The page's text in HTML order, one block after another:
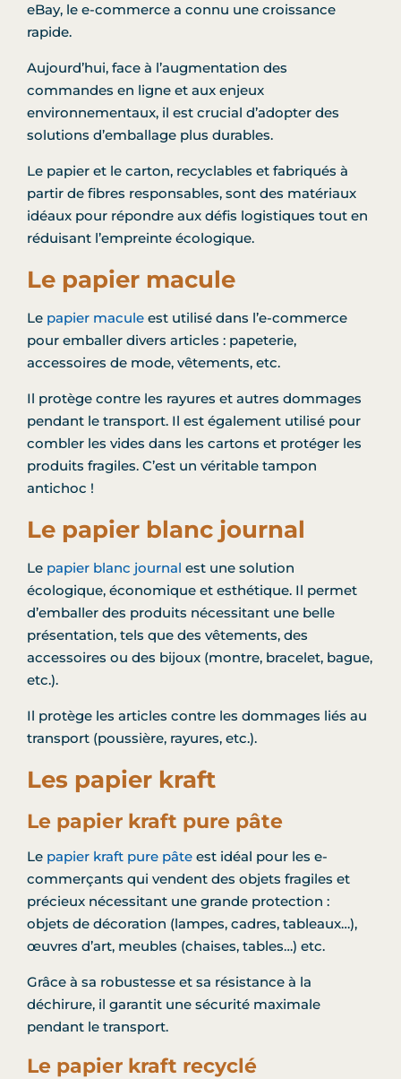
eBay, le e-commerce a connu une croissance
rapide.
Aujourd’hui, face à l’augmentation des
commandes en ligne et aux enjeux
environnementaux, il est crucial d’adopter des
solutions d’emballage plus durables.
Le papier et le carton, recyclables et fabriqués à
partir de fibres responsables, sont des matériaux
idéaux pour répondre aux défis logistiques tout en
réduisant l’empreinte écologique.
Le papier macule
Le papier macule est utilisé dans l’e-commerce
pour emballer divers articles : papeterie,
accessoires de mode, vêtements, etc.
Il protège contre les rayures et autres dommages
pendant le transport. Il est également utilisé pour
combler les vides dans les cartons et protéger les
produits fragiles. C’est un véritable tampon
antichoc !
Le papier blanc journal
Le papier blanc journal est une solution
écologique, économique et esthétique. Il permet
d’emballer des produits nécessitant une belle
présentation, tels que des vêtements, des
accessoires ou des bijoux (montre, bracelet, bague,
etc.).
Il protège les articles contre les dommages liés au
transport (poussière, rayures, etc.).
Les papier kraft
Le papier kraft pure pâte
Le papier kraft pure pâte est idéal pour les e-
commerçants qui vendent des objets fragiles et
précieux nécessitant une grande protection :
objets de décoration (lampes, cadres, tableaux…),
œuvres d’art, meubles (chaises, tables…) etc.
Grâce à sa robustesse et sa résistance à la
déchirure, il garantit une sécurité maximale
pendant le transport.
Le papier kraft recyclé